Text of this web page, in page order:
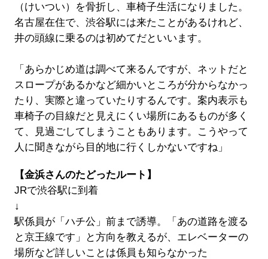
（けいつい）を骨折し、車椅子生活になりました。
名古屋在住で、渋谷駅には来たことがあるけれど、
井の頭線に乗るのは初めてだといいます。
「あらかじめ道は調べて来るんですが、ネットだと
スロープがあるかなど細かいところが分からなかっ
たり、実際と違っていたりするんです。案内表示も
車椅子の目線だと見えにくい場所にあるものが多く
て、見過ごしてしまうこともあります。こうやって
人に聞きながら目的地に行くしかないですね」
【金浜さんのたどったルート】
JRで渋谷駅に到着
↓
駅係員が「ハチ公」前まで誘導。「あの道路を渡る
と京王線です」と方向を教えるが、エレベーターの
場所など詳しいことは係員も知らなかった